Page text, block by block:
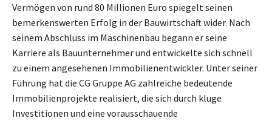
Vermögen von rund 80 Millionen Euro spiegelt seinen
bemerkenswerten Erfolg in der Bauwirtschaft wider. Nach
seinem Abschluss im Maschinenbau begann er seine
Karriere als Bauunternehmer und entwickelte sich schnell
zu einem angesehenen Immobilienentwickler. Unter seiner
Führung hat die CG Gruppe AG zahlreiche bedeutende
Immobilienprojekte realisiert, die sich durch kluge
Investitionen und eine vorausschauende